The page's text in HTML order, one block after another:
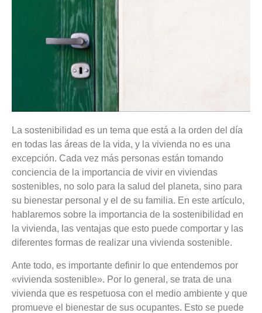
La sostenibilidad es un tema que está a la orden del día
en todas las áreas de la vida, y la vivienda no es una
excepción. Cada vez más personas están tomando
conciencia de la importancia de vivir en viviendas
sostenibles, no solo para la salud del planeta, sino para
su bienestar personal y el de su familia. En este artículo,
hablaremos sobre la importancia de la sostenibilidad en
la vivienda, las ventajas que esto puede comportar y las
diferentes formas de realizar una vivienda sostenible.
Ante todo, es importante definir lo que entendemos por
«vivienda sostenible». Por lo general, se trata de una
vivienda que es respetuosa con el medio ambiente y que
promueve el bienestar de sus ocupantes. Esto se puede